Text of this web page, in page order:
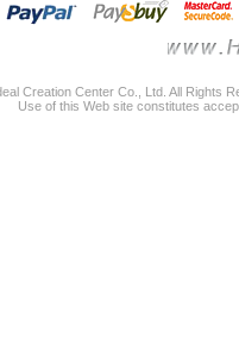
Creation Center Co., Ltd. All Rights
Use of this Web site constitutes